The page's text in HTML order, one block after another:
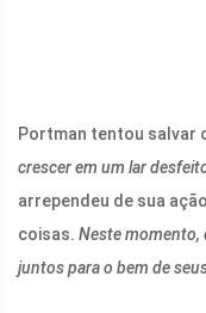
Portman tentou salvar
crescer em um lar
arrependeu de sua
coisas. Neste momento,
juntos para o bem de